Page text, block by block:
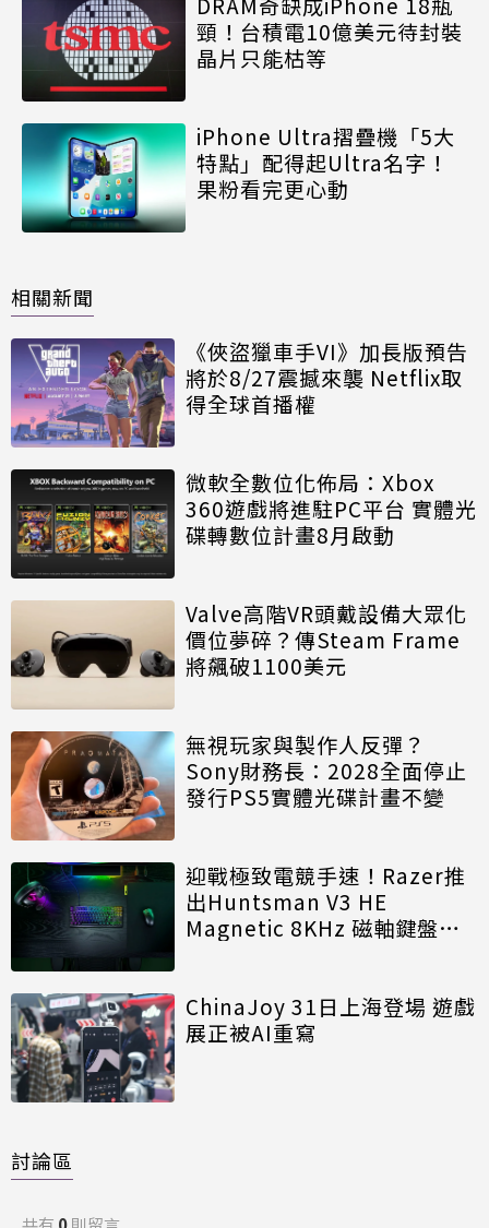
頸！台積電10億美元待封裝
晶片只能枯等
iPhone Ultra摺疊機「5大
特點」配得起Ultra名字！
果粉看完更心動
相關新聞
《俠盜獵車手VI》加長版預告
將於8/27震撼來襲 Netflix取
得全球首播權
微軟全數位化佈局：Xbox
360遊戲將進駐PC平台 實體光
碟轉數位計畫8月啟動
Valve高階VR頭戴設備大眾化
價位夢碎？傳Steam Frame
將飆破1100美元
無視玩家與製作人反彈？
Sony財務長：2028全面停止
發行PS5實體光碟計畫不變
迎戰極致電競手速！Razer推
出Huntsman V3 HE
Magnetic 8KHz 磁軸鍵盤效
ChinaJoy 31日上海登場 遊戲
展正被AI重寫
討論區